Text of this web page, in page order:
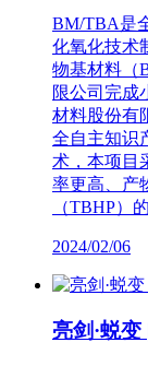
BM/TBA是
化氧化技术
物基材料（
限公司完成
材料股份有
全自主知识
术，本项目
率更高、产
（TBHP）
2024/02/06
亮剑·蜕